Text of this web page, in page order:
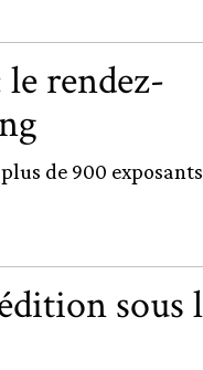
rendez-
de 900
sous